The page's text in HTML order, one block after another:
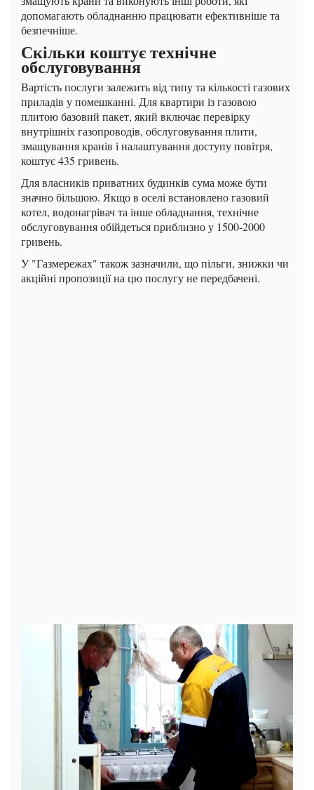
допомагають обладнанню працювати ефективніше та
безпечніше.
Скільки коштує технічне
обслуговування
Вартість послуги залежить від типу та кількості газових
приладів у помешканні. Для квартири із газовою
плитою базовий пакет, який включає перевірку
внутрішніх газопроводів, обслуговування плити,
змащування кранів і налаштування доступу повітря,
коштує 435 гривень.
Для власників приватних будинків сума може бути
значно більшою. Якщо в оселі встановлено газовий
котел, водонагрівач та інше обладнання, технічне
обслуговування обійдеться приблизно у 1500-2000
гривень.
У "Газмережах" також зазначили, що пільги, знижки чи
акційні пропозиції на цю послугу не передбачені.